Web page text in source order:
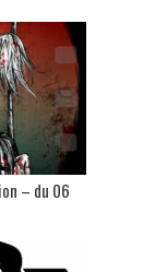
– du 06